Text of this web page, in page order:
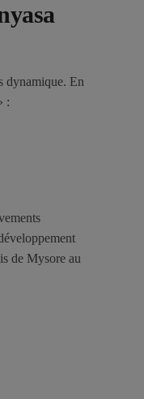
dynamique. En
:
de Mysore au